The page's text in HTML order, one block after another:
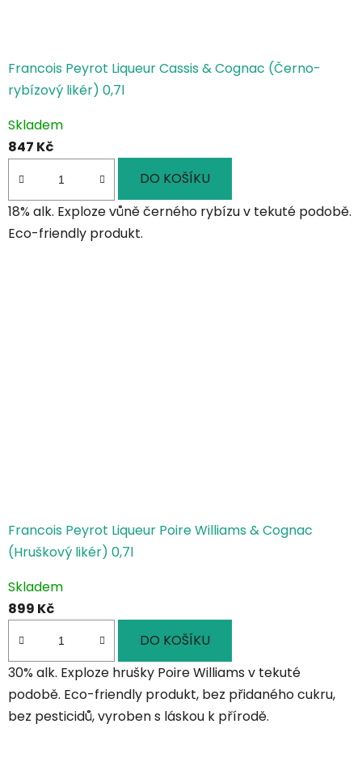
Francois Peyrot Liqueur Cassis & Cognac (Černo-
rybízový likér) 0,7l
hodnocení
produktu
5,0
z
5
Skladem
847 Kč
DO KOŠÍKU
18% alk. Exploze vůně černého rybízu v tekuté podobě.
Eco-friendly produkt.
Francois Peyrot Liqueur Poire Williams & Cognac
(Hruškový likér) 0,7l
Skladem
899 Kč
DO KOŠÍKU
30% alk. Exploze hrušky Poire Williams v tekuté
podobě. Eco-friendly produkt, bez přidaného cukru,
bez pesticidů, vyroben s láskou k přírodě.